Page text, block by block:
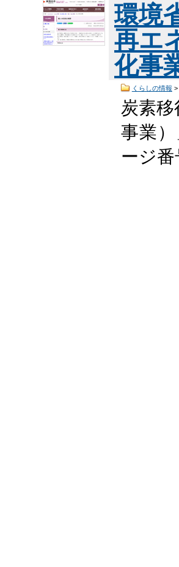
環境
再エ
化事
くらしの情報 >
炭素
事業
ージ